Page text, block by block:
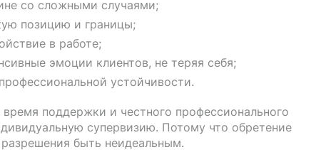
со сложными случаями;
позицию и границы;
в работе;
эмоции клиентов, не теряя себя;
устойчивости.
поддержки и честного профессионального
супервизию. Потому что обретение
быть неидеальным.